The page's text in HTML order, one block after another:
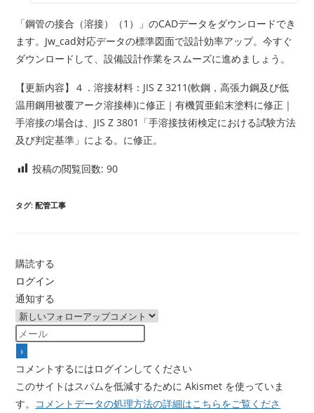
「鋼管の接合（溶接）（1）」のCADデータをダウンロードでき
ます。Jw_cad対応データの標準図面で設計効率アップ。今すぐ
ダウンロードして、設備設計作業をスムーズに進めましょう。
【更新内容】４．溶接材料：JIS Z 3211(軟鋼，高張力鋼及び低
温用鋼用被覆アーク溶接棒)に修正｜有機質亜鉛末塗料に修正｜
手溶接の場合は、JIS Z 3801「手溶接技術検定における試験方法
及び判定基準」による。に修正。
投稿の閲覧回数: 90
タグ:配管工事
購読する
ログイン
通知する
コメントするにはログインしてください
このサイトはスパムを低減するために Akismet を使っていま
す。 コメントデータの処理方法の詳細はこちらをご覧くださ